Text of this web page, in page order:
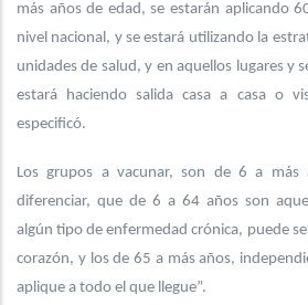
más años de edad, se estarán aplicando
nivel nacional, y se estará utilizando la
unidades de salud, y en aquellos lugares y
estará haciendo salida casa a casa o
especificó.
Los grupos a vacunar, son de 6 a más
diferenciar, que de 6 a 64 años son
algún tipo de enfermedad crónica, puede
corazón, y los de 65 a más años,
aplique a todo el que llegue”.